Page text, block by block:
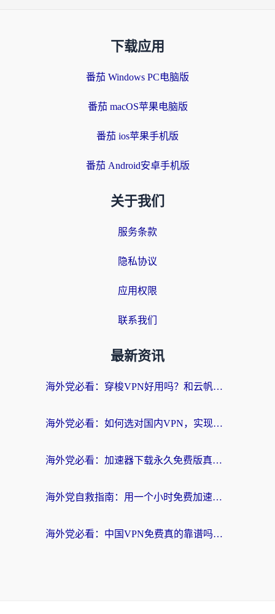
下载应用
番茄 Windows PC电脑版
番茄 macOS苹果电脑版
番茄 ios苹果手机版
番茄 Android安卓手机版
关于我们
服务条款
隐私协议
应用权限
联系我们
最新资讯
海外党必看：穿梭VPN好用吗？和云帆VPN对比哪个回国效果更好？附真实测评+避坑指南
海外党必看：如何选对国内VPN，实现无缝访问国内资源？
海外党必看：加速器下载永久免费版真的存在吗？教你无缝访问国内资源的正确姿势
海外党自救指南：用一个小时免费加速器，轻松打破国内资源访问壁垒？
海外党必看：中国VPN免费真的靠谱吗？手把手教你选对回国加速器